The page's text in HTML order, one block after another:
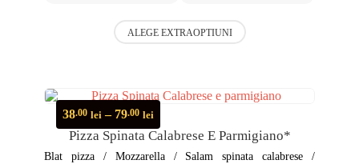
Acest
produs
variații.
Opțiunile
pot
fi
alese
ALEGE EXTRAOPTIUNI
Pizza Spinata Calabrese E Parmigiano*
Blat pizza / Mozzarella / Salam spinata calabrese /
38.00 lei – 79.00 lei
de
prețuri:
38.00 lei